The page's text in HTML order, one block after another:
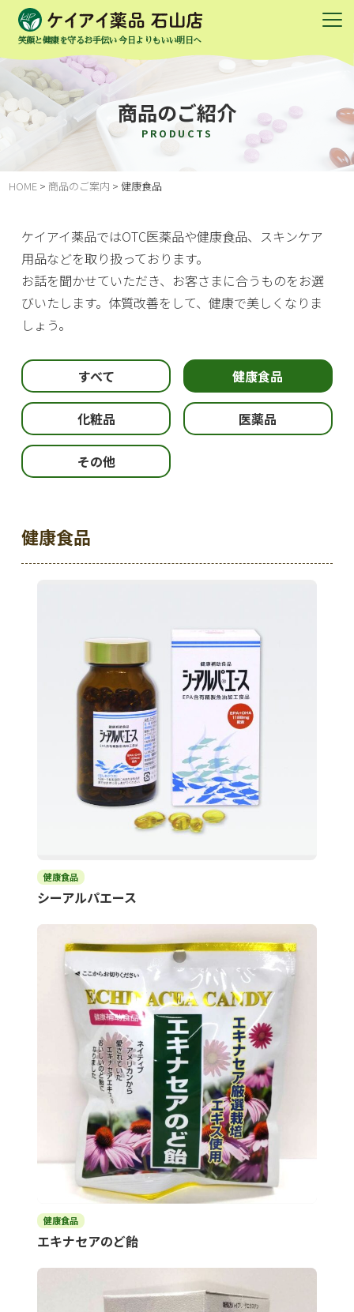
笑顔と健康を守るお手伝い 今日よりもいい明日へ
商品のご紹介
PRODUCTS
HOME > 商品のご案内 >健康食品
ケイアイ薬品ではOTC医薬品や健康食品、スキンケア
用品などを取り扱っております。
お話を聞かせていただき、お客さまに合うものをお選
びいたします。体質改善をして、健康で美しくなりま
しょう。
すべて 健康食品
化粧品 医薬品
その他
健康食品
健康食品
シーアルパエース
健康食品
エキナセアのど飴